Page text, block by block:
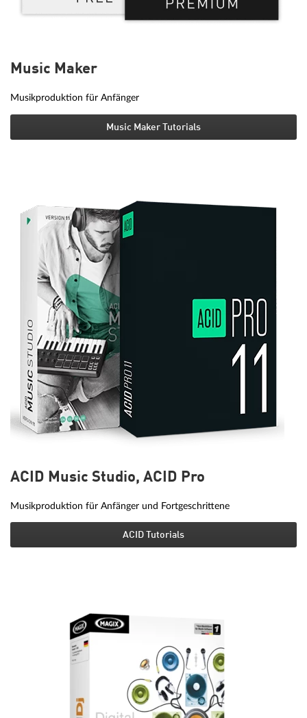
Music Maker
Musikproduktion für Anfänger
Music Maker Tutorials
ACID Music Studio, ACID Pro
Musikproduktion für Anfänger und Fortgeschrittene
ACID Tutorials